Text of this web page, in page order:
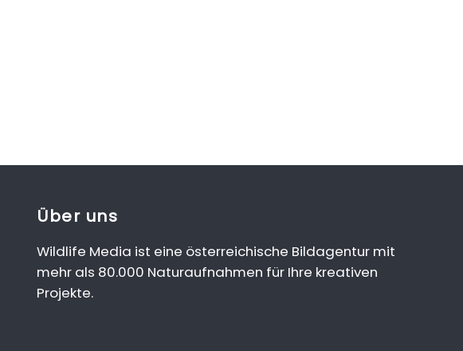
Über uns
Wildlife Media ist eine österreichische Bildagentur mit
mehr als 80.000 Naturaufnahmen für Ihre kreativen
Projekte.